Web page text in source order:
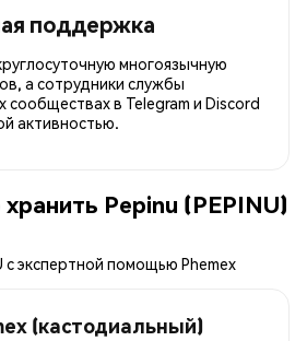
поддержка
многоязычную
а сотрудники службы
в Telegram и Discord
активностью.
Pepinu (PEPINU)
с экспертной помощью Phemex
(кастодиальный)